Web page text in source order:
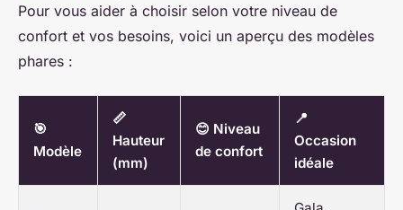
Pour vous aider à choisir selon votre niveau de
confort et vos besoins, voici un aperçu des modèles
phares :
🎯
Modèle
📏
Hauteur
(mm)
😊 Niveau
de confort
📍
Occasion
idéale